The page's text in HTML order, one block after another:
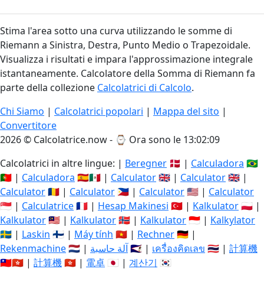
Stima l'area sotto una curva utilizzando le somme di
Riemann a Sinistra, Destra, Punto Medio o Trapezoidale.
Visualizza i risultati e impara l'approssimazione integrale
istantaneamente. Calcolatore della Somma di Riemann fa
parte della collezione Calcolatrici di Calcolo.
Chi Siamo | Calcolatrici popolari | Mappa del sito |
Convertitore
2026 © Calcolatrice.now - ⌚ Ora sono le 13:02:09
Calcolatrici in altre lingue: | Beregner 🇩🇰 | Calculadora 🇧🇷
🇵🇹 | Calculadora 🇪🇸🇲🇽 | Calculator🇬🇧 | Calculator🇬🇧 |
Calculator🇷🇴 | Calculator 🇵🇭 | Calculator🇺🇸 | Calculator
🇸🇬 | Calculatrice🇫🇷 | Hesap Makinesi 🇹🇷 | Kalkulator🇵🇱 |
Kalkulator🇲🇾 | Kalkulator🇳🇴 | Kalkulator🇮🇩 | Kalkylator
🇸🇪 | Laskin 🇫🇮 | Máy tính 🇻🇳 | Rechner🇩🇪 |
Rekenmachine🇳🇱 | آلة حاسبة🇸🇦 | เครื่องคิดเลข 🇹🇭 | 計算機
🇹🇼🇭🇰 | 計算機🇭🇰 | 電卓 🇯🇵 | 계산기 🇰🇷